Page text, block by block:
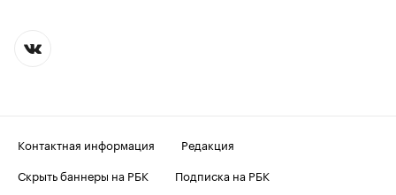
Контактная информация
Редакция
Скрыть баннеры на РБК
Подписка на РБК